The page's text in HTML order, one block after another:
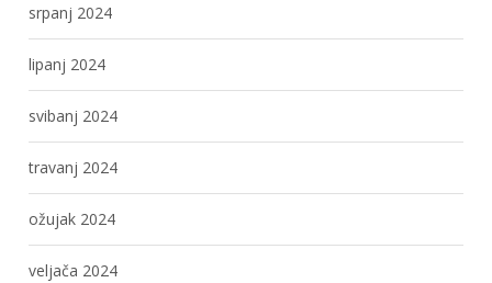
srpanj 2024
lipanj 2024
svibanj 2024
travanj 2024
ožujak 2024
veljača 2024